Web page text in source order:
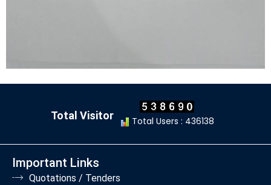
Total Visitor Total Users : 436138
Important Links
Quotations / Tenders